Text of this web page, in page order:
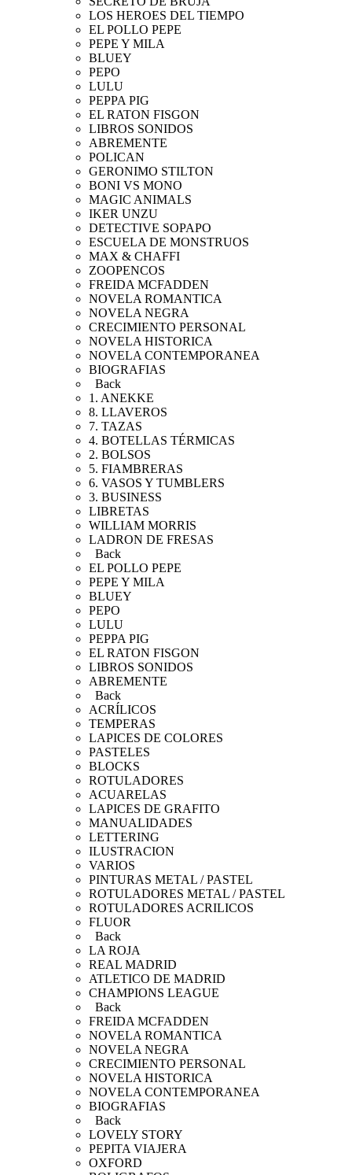
LOS HEROES DEL TIEMPO
EL POLLO PEPE
PEPE Y MILA
BLUEY
PEPO
LULU
PEPPA PIG
EL RATON FISGON
LIBROS SONIDOS
ABREMENTE
POLICAN
GERONIMO STILTON
BONI VS MONO
MAGIC ANIMALS
IKER UNZU
DETECTIVE SOPAPO
ESCUELA DE MONSTRUOS
MAX & CHAFFI
ZOOPENCOS
FREIDA MCFADDEN
NOVELA ROMANTICA
NOVELA NEGRA
CRECIMIENTO PERSONAL
NOVELA HISTORICA
NOVELA CONTEMPORANEA
BIOGRAFIAS
Back
1. ANEKKE
8. LLAVEROS
7. TAZAS
4. BOTELLAS TÉRMICAS
2. BOLSOS
5. FIAMBRERAS
6. VASOS Y TUMBLERS
3. BUSINESS
LIBRETAS
WILLIAM MORRIS
LADRON DE FRESAS
Back
EL POLLO PEPE
PEPE Y MILA
BLUEY
PEPO
LULU
PEPPA PIG
EL RATON FISGON
LIBROS SONIDOS
ABREMENTE
Back
ACRÍLICOS
TEMPERAS
LAPICES DE COLORES
PASTELES
BLOCKS
ROTULADORES
ACUARELAS
LAPICES DE GRAFITO
MANUALIDADES
LETTERING
ILUSTRACION
VARIOS
PINTURAS METAL / PASTEL
ROTULADORES METAL / PASTEL
ROTULADORES ACRILICOS
FLUOR
Back
LA ROJA
REAL MADRID
ATLETICO DE MADRID
CHAMPIONS LEAGUE
Back
FREIDA MCFADDEN
NOVELA ROMANTICA
NOVELA NEGRA
CRECIMIENTO PERSONAL
NOVELA HISTORICA
NOVELA CONTEMPORANEA
BIOGRAFIAS
Back
LOVELY STORY
PEPITA VIAJERA
OXFORD